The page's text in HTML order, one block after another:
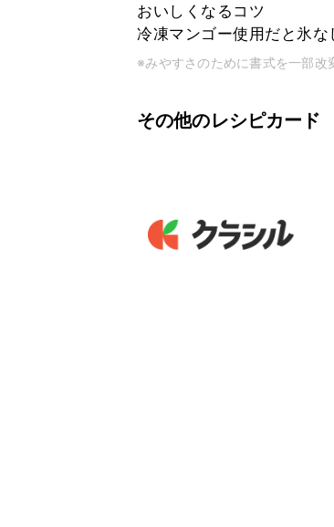
おいしくなるコツ
冷凍マンゴー使用だと氷な
※みやすさのために書式を一部改
その他のレシピカード